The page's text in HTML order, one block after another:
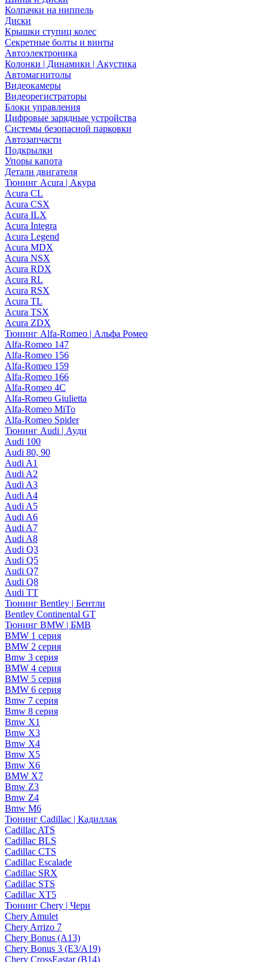
Колпачки на ниппель
Диски
Крышки ступиц колес
Секретные болты и винты
Автоэлектроника
Колонки | Динамики | Акустика
Автомагнитолы
Видеокамеры
Видеорегистраторы
Блоки управления
Цифровые зарядные устройства
Системы безопасной парковки
Автозапчасти
Подкрылки
Упоры капота
Детали двигателя
Тюнинг Acura | Акура
Acura CL
Acura CSX
Acura ILX
Acura Integra
Acura Legend
Acura MDX
Acura NSX
Acura RDX
Acura RL
Acura RSX
Acura TL
Acura TSX
Acura ZDX
Тюнинг Alfa-Romeo | Альфа Ромео
Alfa-Romeo 147
Alfa-Romeo 156
Alfa-Romeo 159
Alfa-Romeo 166
Alfa-Romeo 4C
Alfa-Romeo Giulietta
Alfa-Romeo MiTo
Alfa-Romeo Spider
Тюнинг Audi | Ауди
Audi 100
Audi 80, 90
Audi A1
Audi A2
Audi A3
Audi A4
Audi A5
Audi A6
Audi A7
Audi A8
Audi Q3
Audi Q5
Audi Q7
Audi Q8
Audi TT
Тюнинг Bentley | Бентли
Bentley Continental GT
Тюнинг BMW | БМВ
BMW 1 серия
BMW 2 серия
Bmw 3 серия
BMW 4 серия
BMW 5 серия
BMW 6 серия
Bmw 7 серия
Bmw 8 серия
Bmw X1
Bmw X3
Bmw X4
Bmw X5
Bmw X6
BMW X7
Bmw Z3
Bmw Z4
Bmw М6
Тюнинг Cadillac | Кадиллак
Cadillac ATS
Cadillac BLS
Cadillac CTS
Cadillac Escalade
Cadillac SRX
Cadillac STS
Cadillac XT5
Тюнинг Chery | Чери
Chery Amulet
Chery Arrizo 7
Chery Bonus (A13)
Chery Bonus 3 (E3/A19)
Chery CrossEastar (B14)